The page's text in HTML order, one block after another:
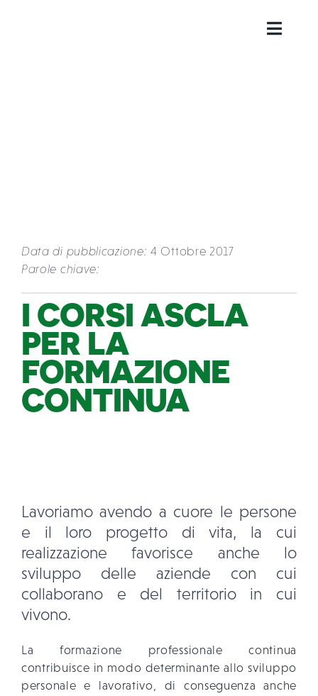
Data di pubblicazione:4 Ottobre 2017
Parole chiave:
I CORSI ASCLA
PER LA
FORMAZIONE
CONTINUA
Lavoriamo avendo a cuore le persone
e il loro progetto di vita, la cui
realizzazione favorisce anche lo
sviluppo delle aziende con cui
collaborano e del territorio in cui
vivono.
La formazione professionale continua
contribuisce in modo determinante allo sviluppo
personale e lavorativo, di conseguenza anche